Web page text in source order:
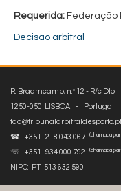
Requerida: Federação
Decisão arbitral
R. Braamcamp, n.º 12 - R/c Dto.
1250-050 LISBOA - Portugal
tad@tribunalarbitraldesporto.pt
☎ +351 218 043 067
(chamada
☏ +351 934 000 792 (chamada
NIPC: PT 513 632 590